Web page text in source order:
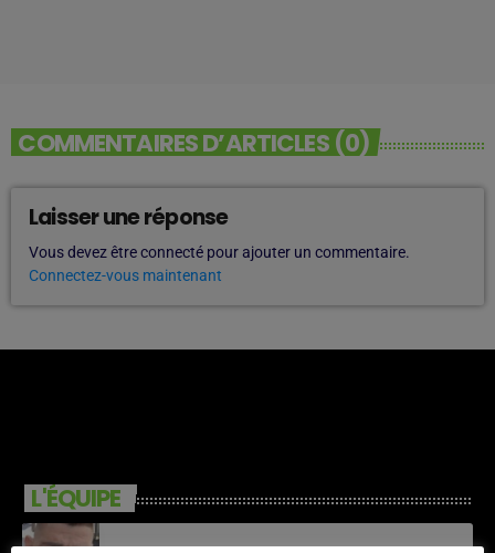
COMMENTAIRES D’ARTICLES (0)
Laisser une réponse
Vous devez être connecté pour ajouter un commentaire.
Connectez-vous maintenant
L'ÉQUIPE